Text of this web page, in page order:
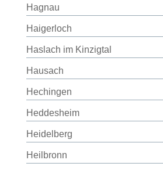
Hagnau
Haigerloch
Haslach im Kinzigtal
Hausach
Hechingen
Heddesheim
Heidelberg
Heilbronn